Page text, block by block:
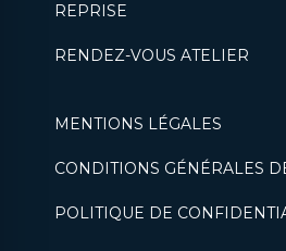
REPRISE
RENDEZ-VOUS ATELIER
MENTIONS LÉGALES
CONDITIONS GÉNÉRALES
POLITIQUE DE